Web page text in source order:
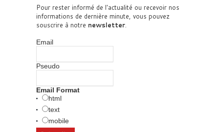
Pour rester informé de l'actualité ou recevoir nos
informations de dernière minute, vous pouvez
souscrire à notre newsletter.
Email
Pseudo
Email Format
html
text
mobile